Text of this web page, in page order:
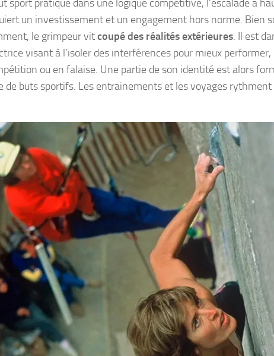
sport pratiqué dans une logique compétitive, l’escalade à
un investissement et un engagement hors norme. Bien
le grimpeur vitcoupé des réalités extérieures. Il est
visant à l’isoler des interférences pour mieux performer,
ou en falaise. Une partie de son identité est alors
de buts sportifs. Les entrainements et les voyages rythment